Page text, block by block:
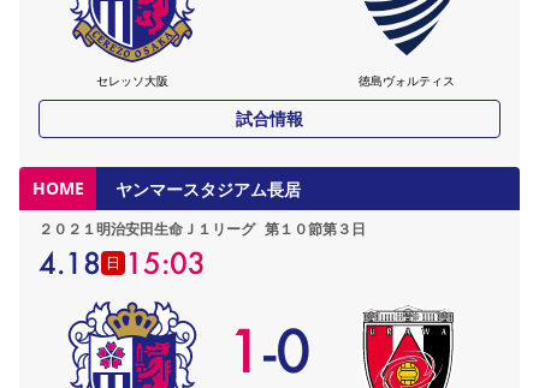
セレッソ大阪 徳島ヴォルティス
試合情報
HOME ヤンマースタジアム長居
２０２１明治安田生命Ｊ１リーグ 第１０節第３日
4.18 日 15:03
1-0